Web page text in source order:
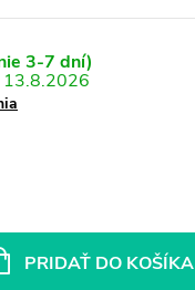
3-7 dní)
13.8.2026
PRIDAŤ DO KOŠÍKA